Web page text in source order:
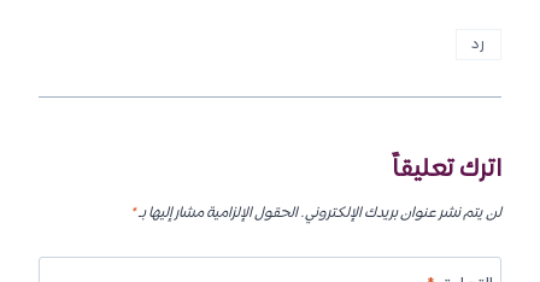
رد
اترك تعليقاً
لن يتم نشر عنوان بريدك الإلكتروني.الحقول الإلزامية مشار إليها بـ*